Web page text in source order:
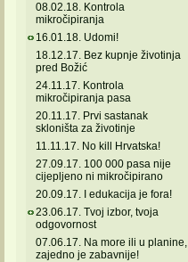
08.02.18. Kontrola
mikročipiranja
16.01.18. Udomi!
18.12.17. Bez kupnje životinja
pred Božić
24.11.17. Kontrola
mikročipiranja pasa
20.11.17. Prvi sastanak
skloništa za životinje
11.11.17. No kill Hrvatska!
27.09.17. 100 000 pasa nije
cijepljeno ni mikročipirano
20.09.17. I edukacija je fora!
23.06.17. Tvoj izbor, tvoja
odgovornost
07.06.17. Na more ili u planine,
zajedno je zabavnije!